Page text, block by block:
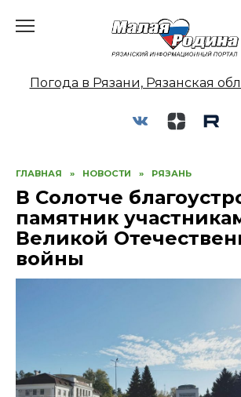
Погода в Рязани, Рязанская
ГЛАВНАЯ » НОВОСТИ » РЯЗАНЬ
В Солотче
памятник
Великой
войны